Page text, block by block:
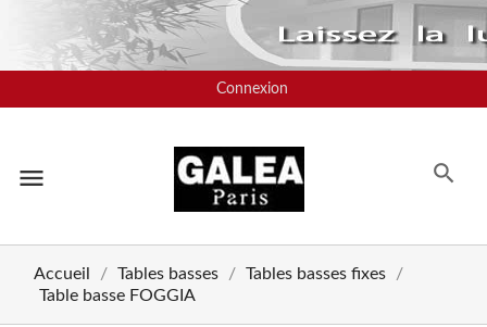
Connexion
menu
Accueil Tables basses
Tables basses fixes
Table basse FOGGIA